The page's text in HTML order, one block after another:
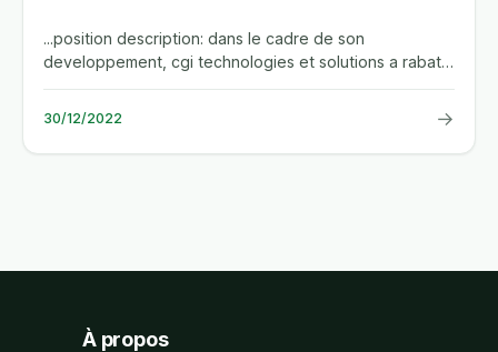
...position description: dans le cadre de son
developpement, cgi technologies et solutions a rabat
recrute un(e)...
30/12/2022 →
À propos